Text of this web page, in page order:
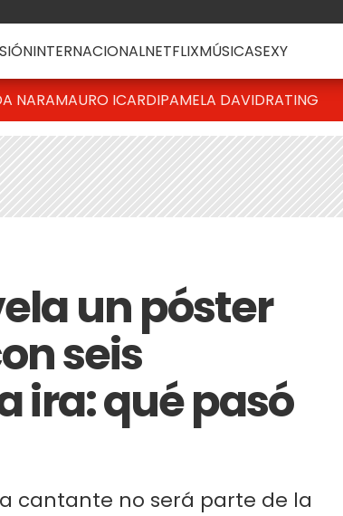
INTERNACIONALNETFLIXMÚSICASEXY
NARAMAURO ICARDIPAMELA DAVIDRATING
un póster
seis
ira: qué pasó
cantante no será parte de la